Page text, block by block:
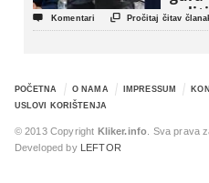
 Komentari  Pročitaj čitav
POČETNA O NAMA IMPRESSUM
USLOVI KORIŠTENJA
© 2013 Copyright Kliker.info . Sva prava
Developed by
LEFTOR